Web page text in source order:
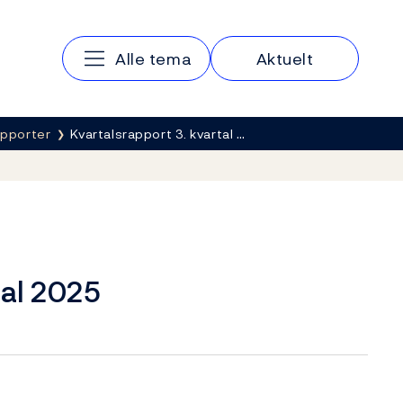
Hovedmeny
Alle tema Aktuelt
Kvartalsrapport 3. kvartal …
2025